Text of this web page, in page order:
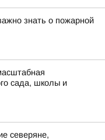
знать о пожарной
сада, школы и
северяне,